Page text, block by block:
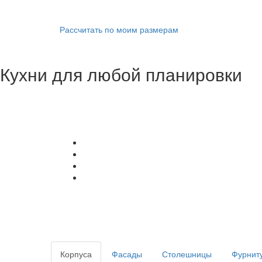
Рассчитать по моим размерам
Кухни для любой планировки
Корпуса Фасады Столешницы